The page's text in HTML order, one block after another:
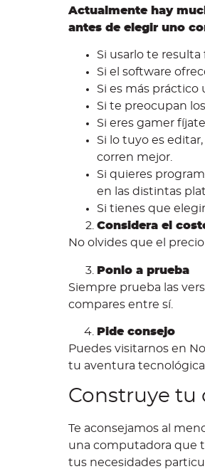
Actualmente hay
antes de elegir uno
Si usarlo te resulta
Si el software
Si es más
Si te preocupan
Si eres gamer
Si lo tuyo es
corren mejor.
Si quieres
en las distintas
Si tienes que
Considera el
No olvides que el
Ponlo a prueba
Siempre prueba las
compares entre sí.
Pide consejo
Puedes visitarnos en
tu aventura tecnológica.
Construye tu
Te aconsejamos al
una computadora que
tus necesidades